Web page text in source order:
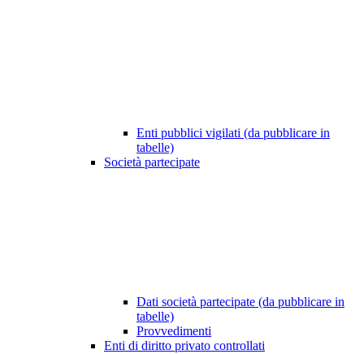
Enti pubblici vigilati (da pubblicare in
tabelle)
Società partecipate
Dati società partecipate (da pubblicare in
tabelle)
Provvedimenti
Enti di diritto privato controllati